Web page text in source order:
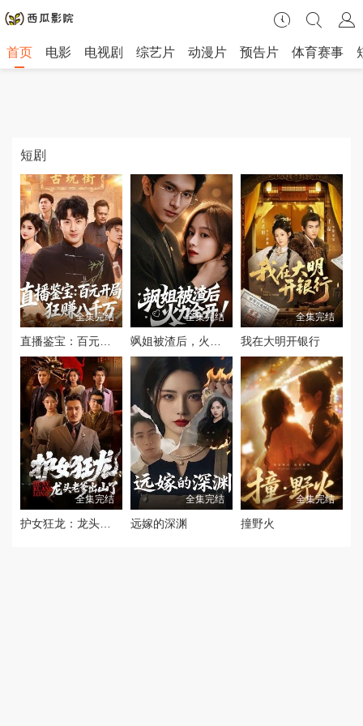
首页 电影 电视剧 综艺片 动漫片 预告片 体育赛事
短剧
全集完结 全集完结 全集完结
我在大明开银行
全集完结 全集完结
远嫁的深渊
全集完结
撞野火